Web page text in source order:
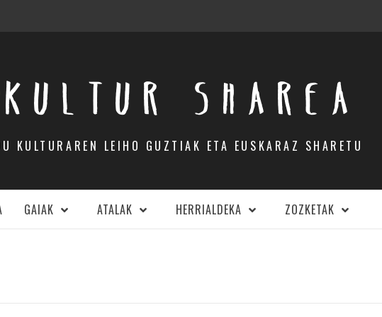
KULTUR SHAREA
KULTURAREN LEIHO GUZTIAK ETA EUSKARAZ SHARETU
GAIAK ATALAK HERRIALDEKA ZOZKETAK